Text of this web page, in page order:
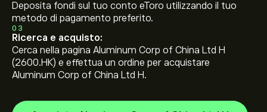
Deposita fondi sul tuo conto eToro utilizzando il tuo
metodo di pagamento preferito.
03
Ricerca e acquisto:
Cerca nella pagina Aluminum Corp of China Ltd H
(2600.HK) e effettua un ordine per acquistare
Aluminum Corp of China Ltd H.